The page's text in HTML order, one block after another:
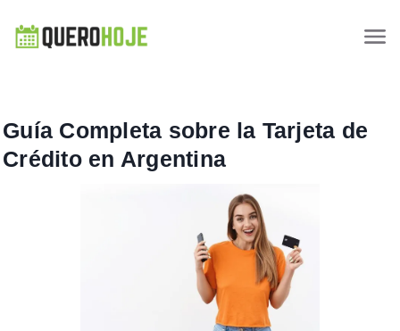
Guía Completa sobre la Tarjeta de
Crédito en Argentina